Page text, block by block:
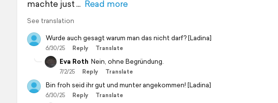
machte just
Read more
See translation
Wurde auch gesagt warum man das nicht darf? [Ladina]
6/30/25 Reply Translate
Eva Roth Nein, ohne Begründung.
7/2/25 Reply Translate
Bin froh seid ihr gut und munter angekommen! [Ladina]
6/30/25 Reply Translate